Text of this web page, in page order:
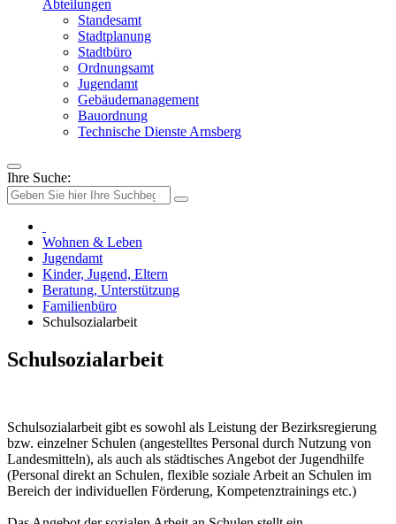
Abteilungen
Standesamt
Stadtplanung
Stadtbüro
Ordnungsamt
Jugendamt
Gebäudemanagement
Bauordnung
Technische Dienste Arnsberg
Ihre Suche:
Wohnen & Leben
Jugendamt
Kinder, Jugend, Eltern
Beratung, Unterstützung
Familienbüro
Schulsozialarbeit
Schulsozialarbeit
Schulsozialarbeit gibt es sowohl als Leistung der Bezirksregierung
bzw. einzelner Schulen (angestelltes Personal durch Nutzung von
Landesmitteln), als auch als städtisches Angebot der Jugendhilfe
(Personal direkt an Schulen, flexible soziale Arbeit an Schulen im
Bereich der individuellen Förderung, Kompetenztrainings etc.)